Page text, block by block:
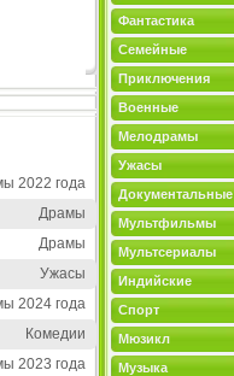
Фантастика
Семейные
Приключения
Военные
Мелодрамы
Ужасы
Документальные
Мультфильмы
Мультсериалы
Индийские
Спорт
Мюзикл
Музыка
2022 года
Драмы
Драмы
Ужасы
2024 года
Комедии
2023 года